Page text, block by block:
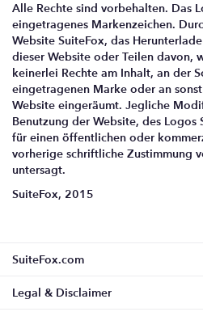
Alle Rechte sind vorbehalten. Das
eingetragenes Markenzeichen.
Website SuiteFox, das
dieser Website oder Teilen davon,
keinerlei Rechte am Inhalt, an der
eingetragenen Marke oder an
Website eingeräumt. Jegliche
Benutzung der Website, des Logos
für einen öffentlichen oder
vorherige schriftliche Zustimmung
untersagt.
SuiteFox, 2015
SuiteFox.com
Legal & Disclaimer